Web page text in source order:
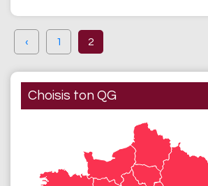
‹ 1 2
Choisis ton QG